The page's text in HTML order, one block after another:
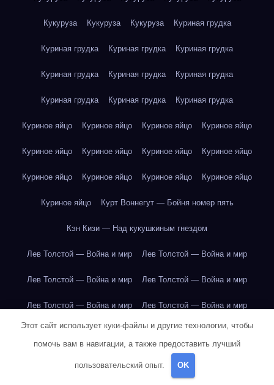
Кукуруза Кукуруза Кукуруза Куриная грудка
Куриная грудка Куриная грудка Куриная грудка
Куриная грудка Куриная грудка Куриная грудка
Куриная грудка Куриная грудка Куриная грудка
Куриное яйцо Куриное яйцо Куриное яйцо Куриное яйцо
Куриное яйцо Куриное яйцо Куриное яйцо Куриное яйцо
Куриное яйцо Куриное яйцо Куриное яйцо Куриное яйцо
Куриное яйцо Курт Воннегут — Бойня номер пять
Кэн Кизи — Над кукушкиным гнездом
Лев Толстой — Война и мир Лев Толстой — Война и мир
Лев Толстой — Война и мир Лев Толстой — Война и мир
Лев Толстой — Война и мир Лев Толстой — Война и мир
Лев Толстой — Война и мир Лев Толстой — Война и мир
Лев Толстой — Война и мир
Этот сайт использует куки-файлы и другие технологии, чтобы
помочь вам в навигации, а также предоставить лучший
пользовательский опыт. OK